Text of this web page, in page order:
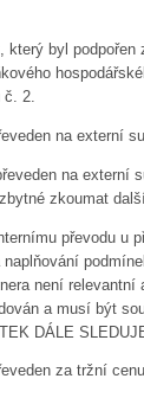
který byl
č. 2.
na externí
na externí
zkoumat
převodu u
není
a musí být
DÁLE
za tržní